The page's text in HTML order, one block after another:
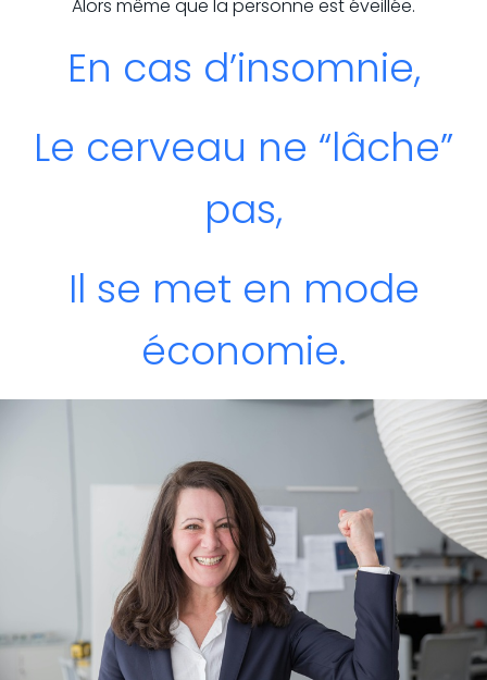
Alors même que la personne est éveillée.
En cas d’insomnie,
Le cerveau ne “lâche”
pas,
Il se met en mode
économie.